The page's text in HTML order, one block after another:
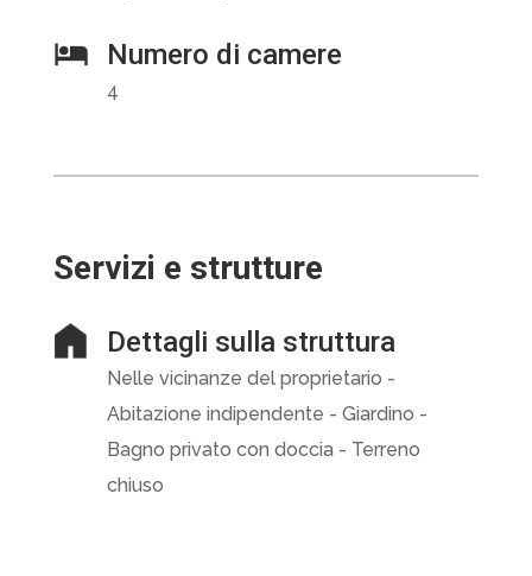
Numero di camere
4
Servizi e strutture
Dettagli sulla struttura
Nelle vicinanze del proprietario -
Abitazione indipendente - Giardino -
Bagno privato con doccia - Terreno
chiuso